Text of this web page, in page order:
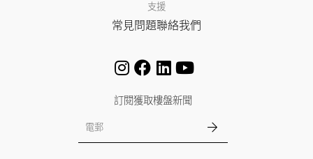
支援
常見問題聯絡我們
訂閱獲取樓盤新聞